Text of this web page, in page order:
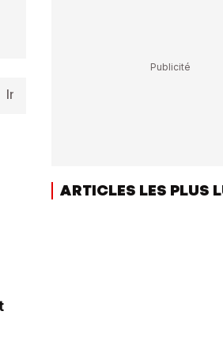
Info
ARTICLES LES PLUS